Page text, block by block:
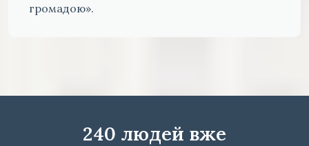
громадою».
240 людей вже